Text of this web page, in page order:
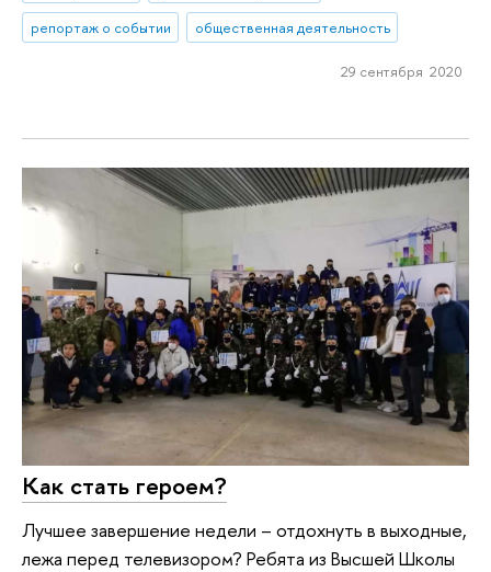
репортаж о событии
общественная деятельность
29 сентября 2020
Как стать героем?
Лучшее завершение недели – отдохнуть в выходные,
лежа перед телевизором? Ребята из Высшей Школы